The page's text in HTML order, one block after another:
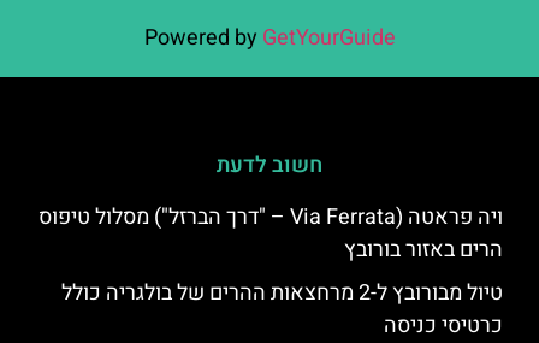
Powered by GetYourGuide
חשוב לדעת
ויה פראטה (Via Ferrata – "דרך הברזל") מסלול טיפוס
הרים באזור בורובץ
טיול מבורובץ ל-2 מרחצאות ההרים של בולגריה כולל
כרטיסי כניסה